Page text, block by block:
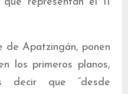
de Apatzingán, ponen
los primeros planos,
decir que “desde